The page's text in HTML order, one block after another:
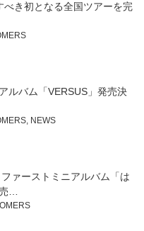
き初となる全国ツアーを完
ルバム「VERSUS」発売決
, NEWS
ァーストミニアルバム「は
…